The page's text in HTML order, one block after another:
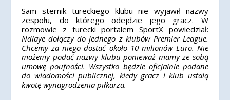
Sam sternik tureckiego klubu nie wyjawił nazwy
zespołu, do którego odejdzie jego gracz. W
rozmowie z turecki portalem SportX powiedział:
Ndiaye dołączy do jednego z klubów Premier League.
Chcemy za niego dostać około 10 milionów Euro. Nie
możemy podać nazwy klubu ponieważ mamy ze sobą
umowę poufności. Wszystko będzie oficjalnie podane
do wiadomości publicznej, kiedy gracz i klub ustalą
kwotę wynagrodzenia piłkarza.